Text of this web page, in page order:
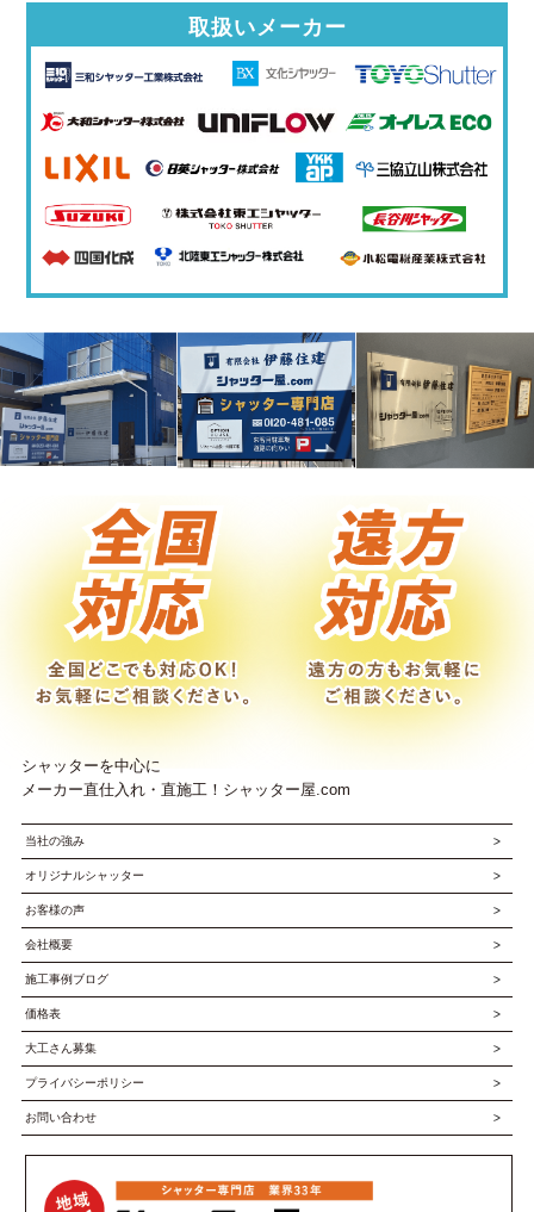
取扱いメーカー
シャッターを中心に
メーカー直仕入れ・直施工！シャッター屋.com
当社の強み
オリジナルシャッター
お客様の声
会社概要
施工事例ブログ
価格表
大工さん募集
プライバシーポリシー
お問い合わせ